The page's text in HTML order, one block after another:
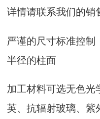
详情请联系我们的销
严谨的尺寸标准控
半径的柱面
加工材料可选无色
英、抗辐射玻璃、